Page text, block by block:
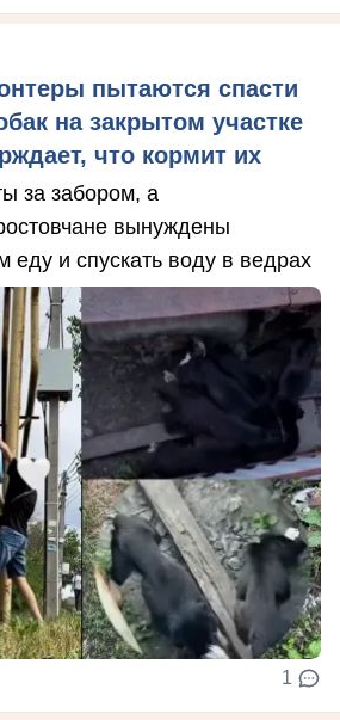
пытаются спасти
на закрытом участке
что кормит их
за забором, а
вынуждены
еду и спускать воду в ведрах
1